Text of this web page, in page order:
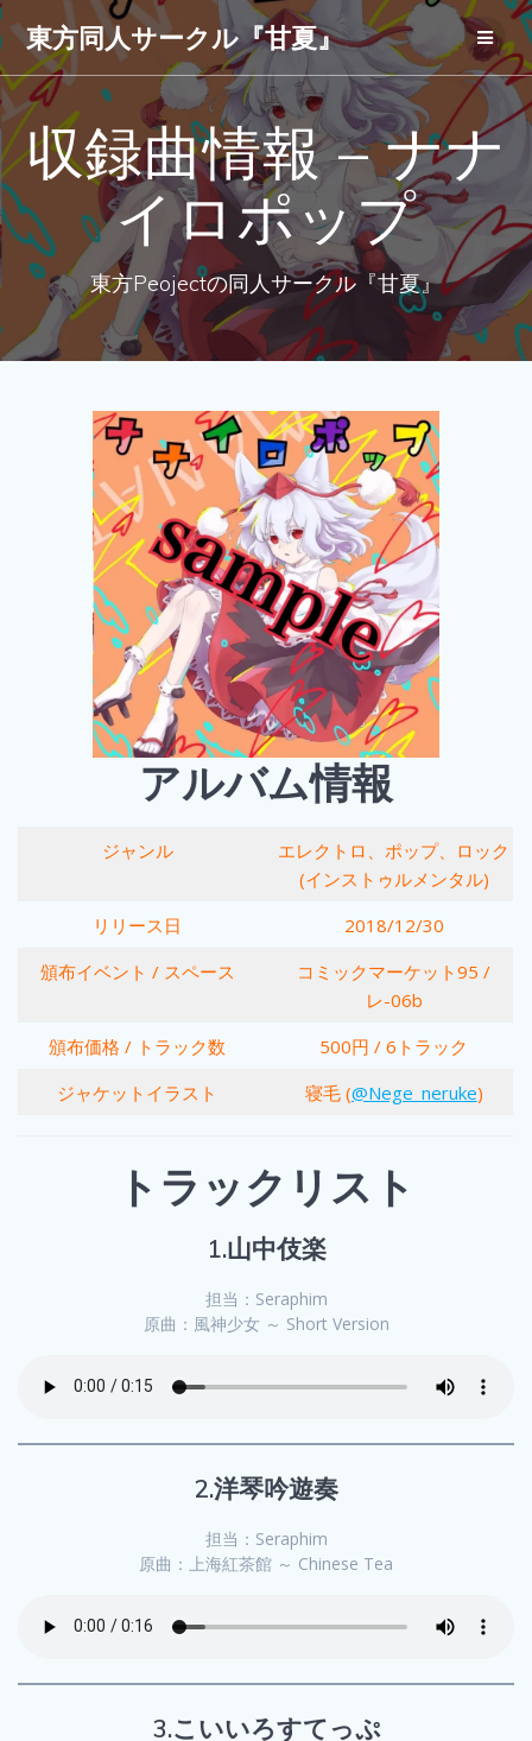
コ
ン
テ
ン
ツ
へ
ス
キ
ッ
プ
東方同人サークル『甘夏』
収録曲情報 – ナナ
イロポップ
東方Peojectの同人サークル『甘夏』
アルバム情報
ジャンル
エレクトロ、ポップ、ロック
(インストゥルメンタル)
リリース日
2018/12/30
頒布イベント / スペース
コミックマーケット95 /
レ-06b
頒布価格 / トラック数
500円 / 6トラック
ジャケットイラスト
寝毛 (@Nege_neruke)
トラックリスト
1.山中伎楽
担当：Seraphim
原曲：風神少女 ～ Short Version
2.洋琴吟遊奏
担当：Seraphim
原曲：上海紅茶館 ～ Chinese Tea
3.こいいろすてっぷ